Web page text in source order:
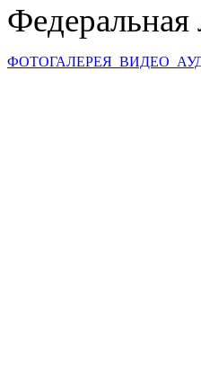
Федеральная
ФОТОГАЛЕРЕЯ ВИДЕО